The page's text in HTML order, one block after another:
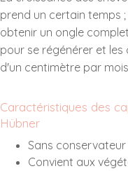
prend un certain temps
obtenir un ongle
pour se régénérer et les
d'un centimètre par
Caractéristiques des
Hübner
Sans conservateur
Convient aux